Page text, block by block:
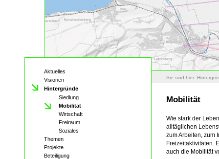
Sie sind hier:
Aktuelles
Visionen
Hintergründe
Siedlung
Mobilität
Wirtschaft
Freiraum
Soziales
Themen
Projekte
Beteiligung
Mobilität
Wie stark der
alltäglichen
zum Arbeiten, zum
Freizeitaktivitäten.
auch die Mobilität